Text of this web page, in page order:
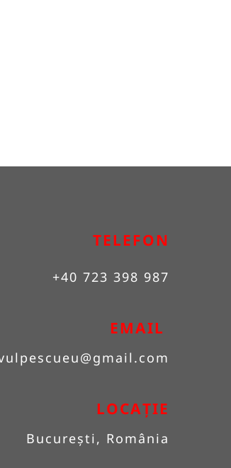
TELEFON
+40 723 398 987
EMAIL
@gmail.com
LOCAȚIE
București, România